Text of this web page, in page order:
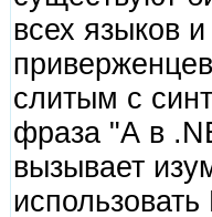
всех языков
слитым с
фраза "А в
вызывает